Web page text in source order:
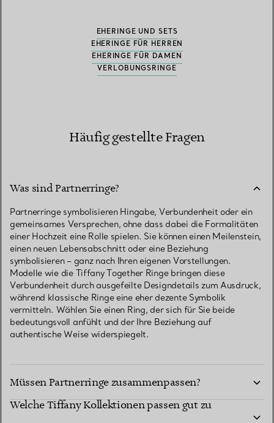
EHERINGE UND SETS
EHERINGE FÜR HERREN
EHERINGE FÜR DAMEN
VERLOBUNGSRINGE
Häufig gestellte Fragen
Was sind Partnerringe?
Partnerringe symbolisieren Hingabe, Verbundenheit oder ein
gemeinsames Versprechen, ohne dass dabei die Formalitäten
einer Hochzeit eine Rolle spielen. Sie können einen Meilenstein,
einen neuen Lebensabschnitt oder eine Beziehung
symbolisieren – ganz nach Ihren eigenen Vorstellungen.
Modelle wie die Tiffany Together Ringe bringen diese
Verbundenheit durch ausgefeilte Designdetails zum Ausdruck,
während klassische Ringe eine eher dezente Symbolik
vermitteln. Wählen Sie einen Ring, der sich für Sie beide
bedeutungsvoll anfühlt und der Ihre Beziehung auf
authentische Weise widerspiegelt.
Müssen Partnerringe zusammenpassen?
Welche Tiffany Kollektionen passen gut zu